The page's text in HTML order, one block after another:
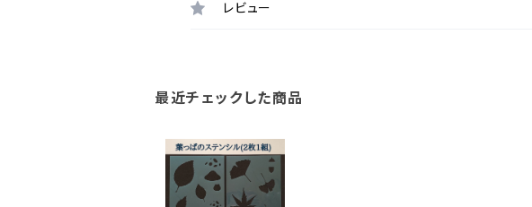
レビュー
最近チェックした商品